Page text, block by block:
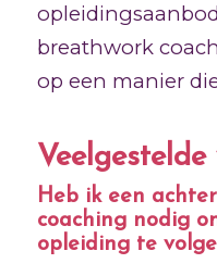
breathwork
op een manier
Heb ik een
coaching nodig
opleiding te